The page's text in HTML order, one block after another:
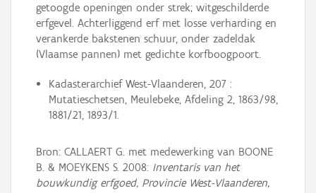
getoogde openingen onder strek; witgeschilderde
erfgevel. Achterliggend erf met losse verharding en
verankerde bakstenen schuur, onder zadeldak
(Vlaamse pannen) met gedichte korfboogpoort.
Kadasterarchief West-Vlaanderen, 207 :
Mutatieschetsen, Meulebeke, Afdeling 2, 1863/98,
1881/21, 1893/1.
Bron: CALLAERT G. met medewerking van BOONE
B. & MOEYKENS S. 2008: Inventaris van het
bouwkundig erfgoed, Provincie West-Vlaanderen,